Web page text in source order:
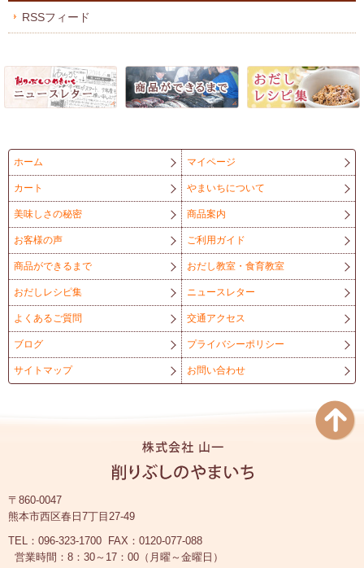
RSSフィード
ホーム マイページ
カート やまいちについて
美味しさの秘密 商品案内
お客様の声 ご利用ガイド
商品ができるまで おだし教室・食育教室
おだしレシピ集 ニュースレター
よくあるご質問 交通アクセス
ブログ プライバシーポリシー
サイトマップ お問い合わせ
〒860-0047
熊本市西区春日7丁目27-49
TEL：096-323-1700
FAX：0120-077-088
営業時間：8：30～17：00（月曜～金曜日）